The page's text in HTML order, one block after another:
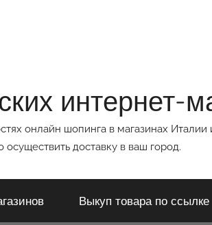
интернет-
онлайн шопинга в магазинах
доставку в ваш город.
Выкуп товара по ссылке